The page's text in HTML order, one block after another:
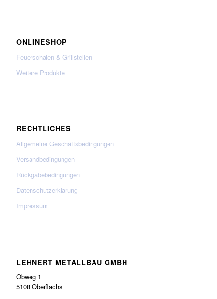
ONLINESHOP
Feuerschalen & Grillstellen
Weitere Produkte
RECHTLICHES
Allgemeine Geschäftsbedingungen
Versandbedingungen
Rückgabebedingungen
Datenschutzerklärung
Impressum
LEHNERT METALLBAU GMBH
Obweg 1
5108 Oberflachs